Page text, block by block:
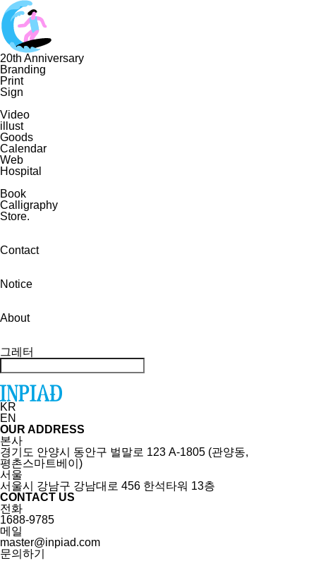
20th Anniversary
Branding
Print
Sign
Video
illust
Goods
Calendar
Web
Hospital
Book
Calligraphy
Store.
Contact
Notice
About
그레터
KR
EN
OUR ADDRESS
본사
경기도 안양시 동안구 벌말로 123 A-1805 (관양동,
평촌스마트베이)
서울
서울시 강남구 강남대로 456 한석타워 13층
CONTACT US
전화
1688-9785
메일
master@inpiad.com
문의하기